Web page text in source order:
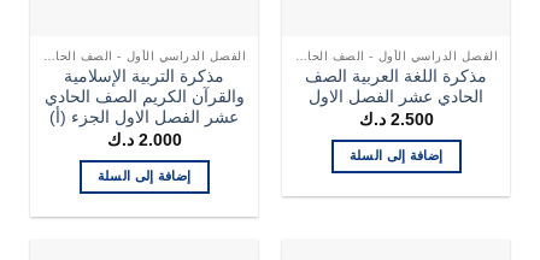
مذكرة اللغة العربية الصف
الحادي عشر الفصل الاول
2.500 د.ك
إضافة إلى السلة
مذكرة التربية الإسلامية
والقرآن الكريم الصف الحادي
عشر الفصل الاول الجزء (أ)
2.000 د.ك
إضافة إلى السلة